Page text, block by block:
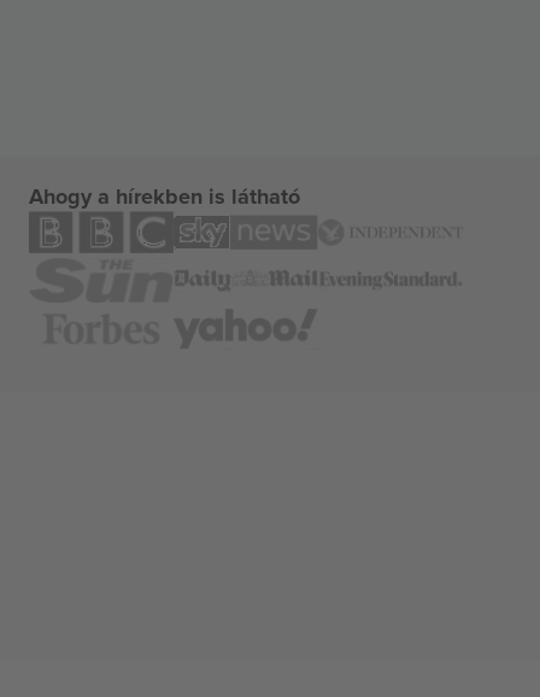
Ahogy a hírekben is látható